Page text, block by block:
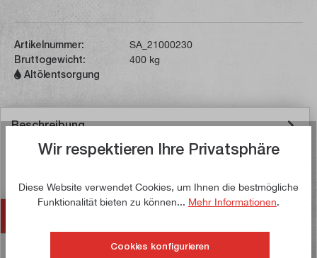
Artikelnummer:
SA_21000230
Bruttogewicht:
400 kg
Altölentsorgung
Beschreibung
Bei der SIEG SC12 handelt es sich um eine 230-Volt-
bereits montiert auf…Mehr
Wir respektieren Ihre Privatsphäre
Diese Website verwendet Cookies, um Ihnen die bestmögliche
Funktionalität bieten zu können... Mehr Informationen.
Cookies konfigurieren